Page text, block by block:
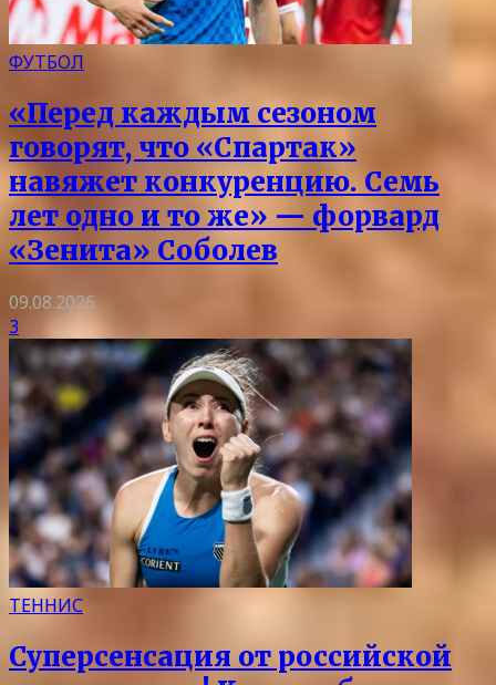
ФУТБОЛ
«Перед каждым сезоном
говорят, что «Спартак»
навяжет конкуренцию. Семь
лет одно и то же» — форвард
«Зенита» Соболев
09.08.2026
3
ТЕННИС
Суперсенсация от российской